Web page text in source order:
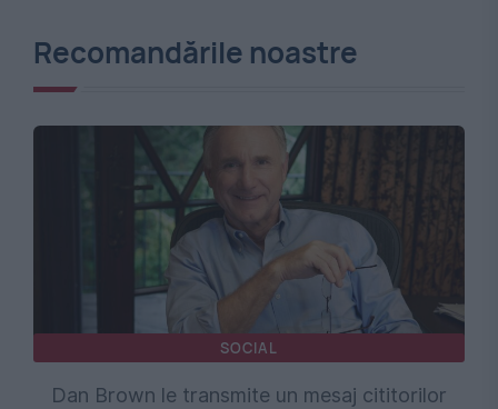
Recomandările noastre
SOCIAL
Dan Brown le transmite un mesaj cititorilor